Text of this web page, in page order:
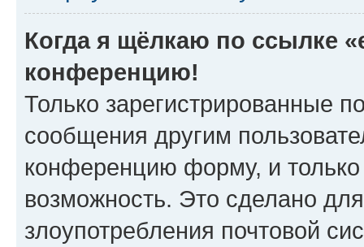
Когда я щёлкаю по ссылке
конференцию!
Только зарегистрированные
сообщения другим
конференцию форму, и
возможность. Это сделано
злоупотребления почтовой